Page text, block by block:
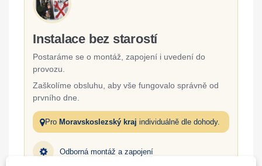
Instalace bez starostí
Postaráme se o montáž, zapojení i uvedení do
provozu.
Zaškolíme obsluhu, aby vše fungovalo správně od
prvního dne.
Pro Moravskoslezský kraj individuálně dle dohody.
Odborná montáž a zapojení